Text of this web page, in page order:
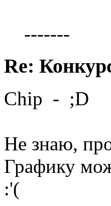
-------
Re:
Chip - ;D
Не знаю,
Графику
:'(